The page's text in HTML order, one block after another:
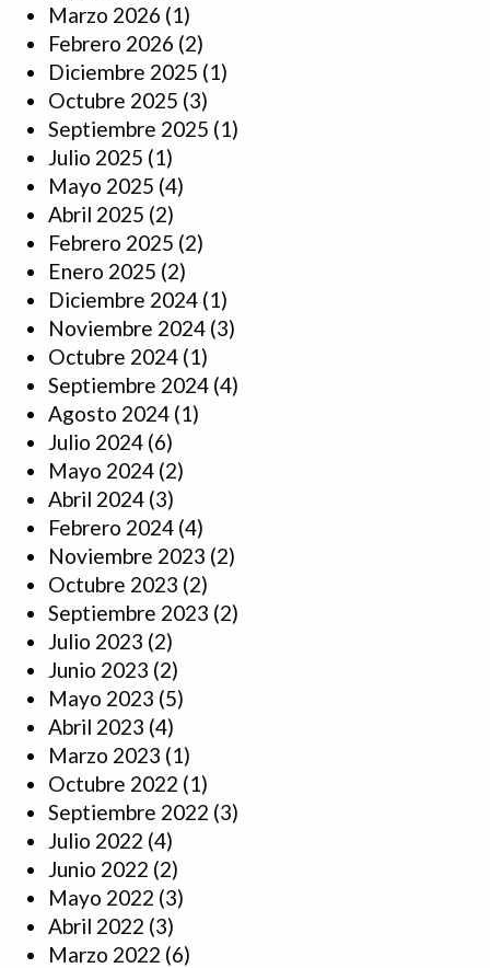
Marzo 2026 (1)
Febrero 2026 (2)
Diciembre 2025 (1)
Octubre 2025 (3)
Septiembre 2025 (1)
Julio 2025 (1)
Mayo 2025 (4)
Abril 2025 (2)
Febrero 2025 (2)
Enero 2025 (2)
Diciembre 2024 (1)
Noviembre 2024 (3)
Octubre 2024 (1)
Septiembre 2024 (4)
Agosto 2024 (1)
Julio 2024 (6)
Mayo 2024 (2)
Abril 2024 (3)
Febrero 2024 (4)
Noviembre 2023 (2)
Octubre 2023 (2)
Septiembre 2023 (2)
Julio 2023 (2)
Junio 2023 (2)
Mayo 2023 (5)
Abril 2023 (4)
Marzo 2023 (1)
Octubre 2022 (1)
Septiembre 2022 (3)
Julio 2022 (4)
Junio 2022 (2)
Mayo 2022 (3)
Abril 2022 (3)
Marzo 2022 (6)